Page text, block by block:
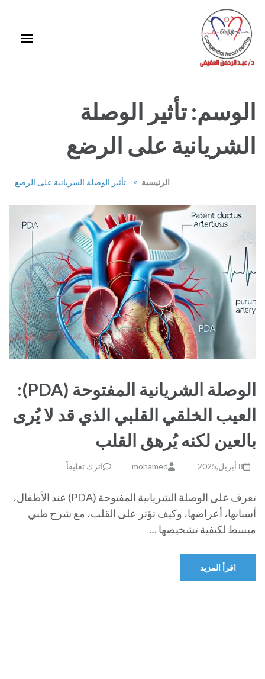
المحتوى
(اضغط
Enter)
الوسم:تأثير الوصلة
الشريانية على الرضع
الرئيسية > تأثير الوصلة الشريانية على الرضع
الوصلة الشريانية المفتوحة (PDA):
العيب الخلقي القلبي الذي قد لا يُرى
بالعين لكنه يُرهق القلب
8 أبريل,2025 mohamed اترك تعليقاً
تعرف على الوصلة الشريانية المفتوحة (PDA) عند الأطفال،
أسبابها، أعراضها، وكيف تؤثر على القلب، مع شرح طبي
مبسط لكيفية تشخيصها …
اقرأ المزيد